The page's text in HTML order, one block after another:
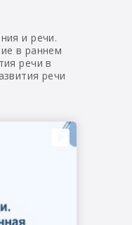
и речи.
в раннем
речи в
речи